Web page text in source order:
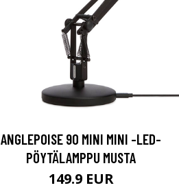
ANGLEPOISE 90 MINI MINI -LED-
PÖYTÄLAMPPU MUSTA
149.9 EUR